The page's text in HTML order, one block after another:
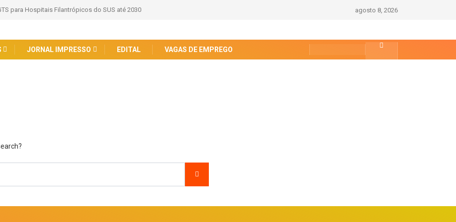
para Hospitais Filantrópicos do SUS até 2030 agosto 8, 2026
JORNAL IMPRESSO EDITAL VAGAS DE EMPREGO